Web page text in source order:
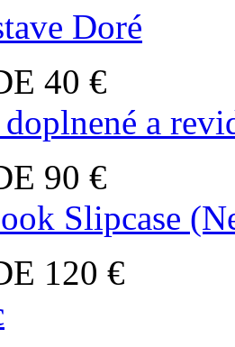
Doré
40 €
a
90 €
Slipcase
120 €